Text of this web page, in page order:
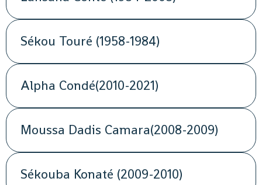
Sékou Touré (1958-1984)
Alpha Condé(2010-2021)
Moussa Dadis Camara(2008-2009)
Sékouba Konaté (2009-2010)